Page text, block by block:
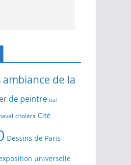
ambiance de la
de peintre bal
choléra Cité
Dessins de Paris
universelle